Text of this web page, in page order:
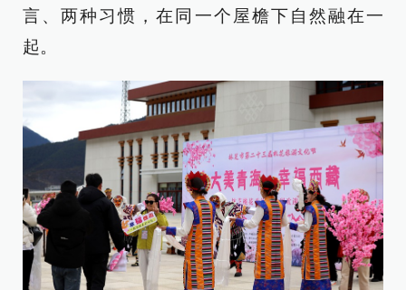
言、两种习惯，在同一个屋檐下自然融在一
起。